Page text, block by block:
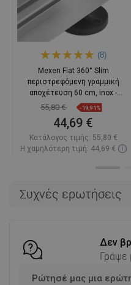
Συχνές ερωτήσεις
Δεν
Γράψε
Ρώτησέ μας μια
(8)
Mexen Flat 360° Slim
περιστρεφόμενη γραμμική
αποχέτευση 60 cm, inox -
1041060
55,80 € -19,91%
44,69 €
Κατάλογος τιμής: 55,80 €
Η χαμηλότερη τιμή: 44,69 €